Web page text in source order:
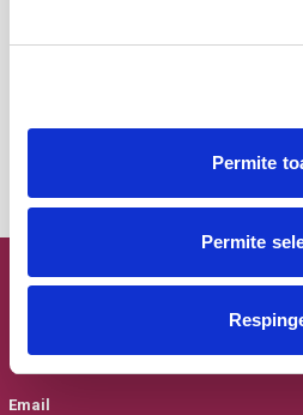
Permite
Permite
Newsletter
Email